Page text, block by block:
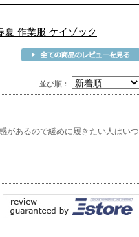
夏 作業服 ケイゾック
並び順：
があるので緩めに履きたい人はいつ